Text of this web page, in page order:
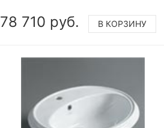
78 710 руб. В КОРЗИНУ